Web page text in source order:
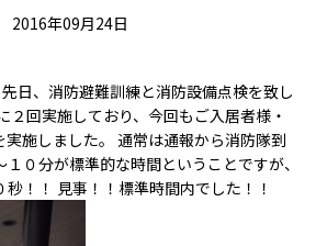
2016年09月24日
、消防避難訓練と消防設備点検を致し
２回実施しており、今回もご入居者様・
施しました。 通常は通報から消防隊到
０分が標準的な時間ということですが、
！！ 見事！！標準時間内でした！！